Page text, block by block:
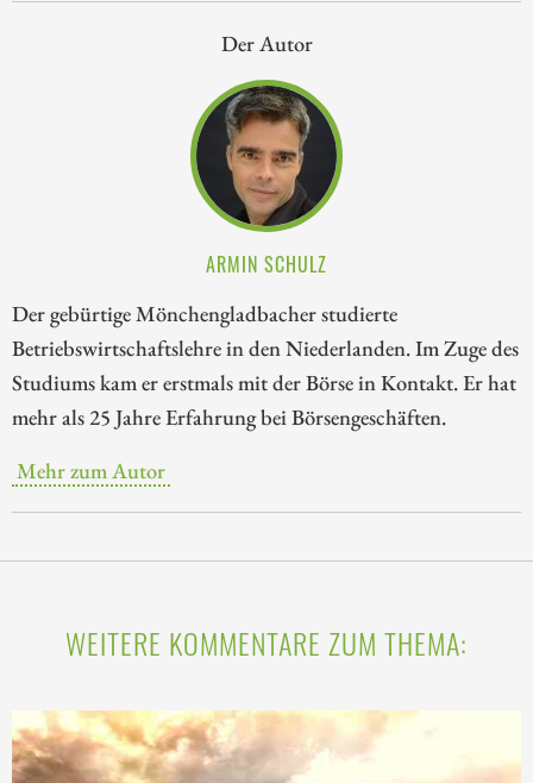
Der Autor
ARMIN SCHULZ
Der gebürtige Mönchengladbacher studierte
Betriebswirtschaftslehre in den Niederlanden. Im Zuge des
Studiums kam er erstmals mit der Börse in Kontakt. Er hat
mehr als 25 Jahre Erfahrung bei Börsengeschäften.
Mehr zum Autor
WEITERE KOMMENTARE ZUM THEMA: